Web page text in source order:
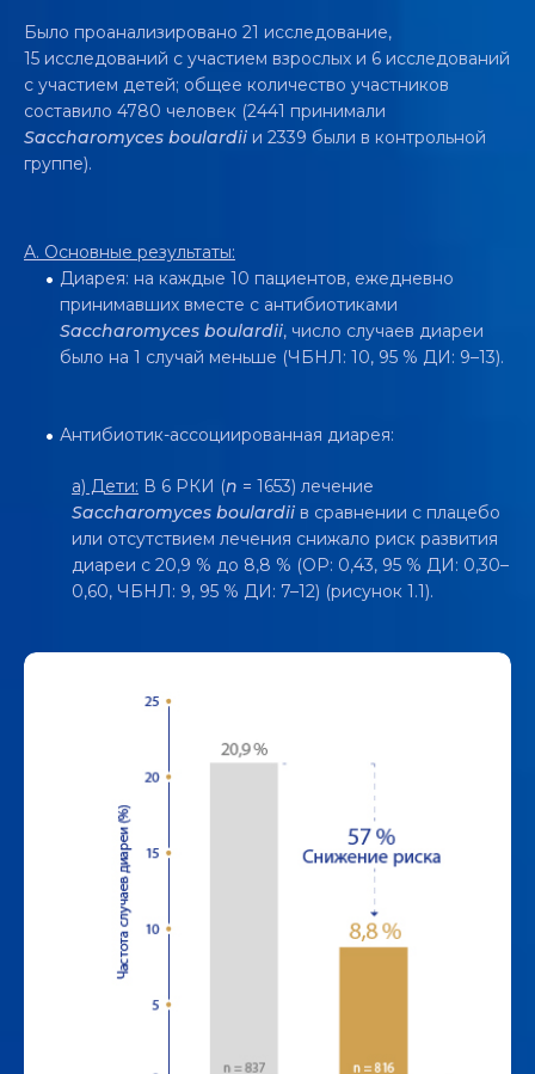
Было проанализировано 21 исследование,
15 исследований с участием взрослых и 6 исследований
с участием детей; общее количество участников
составило 4780 человек (2441 принимали
Saccharomyces boulardii и 2339 были в контрольной
группе).
A. Основные результаты:
Диарея: на каждые 10 пациентов, ежедневно
принимавших вместе с антибиотиками
Saccharomyces boulardii, число случаев диареи
было на 1 случай меньше (ЧБНЛ: 10, 95 % ДИ: 9–13).
Антибиотик-ассоциированная диарея:
a) Дети: В 6 РКИ (n = 1653) лечение
Saccharomyces boulardii в сравнении с плацебо
или отсутствием лечения снижало риск развития
диареи с 20,9 % до 8,8 % (ОР: 0,43, 95 % ДИ: 0,30–
0,60, ЧБНЛ: 9, 95 % ДИ: 7–12) (рисунок 1.1).